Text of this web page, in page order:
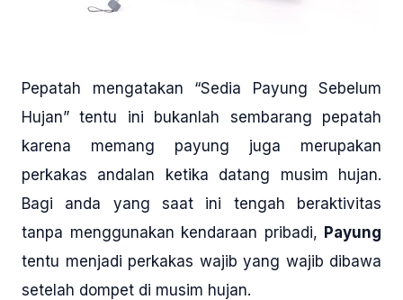
Pepatah mengatakan “Sedia Payung Sebelum
Hujan” tentu ini bukanlah sembarang pepatah
karena memang payung juga merupakan
perkakas andalan ketika datang musim hujan.
Bagi anda yang saat ini tengah beraktivitas
tanpa menggunakan kendaraan pribadi, Payung
tentu menjadi perkakas wajib yang wajib dibawa
setelah dompet di musim hujan.